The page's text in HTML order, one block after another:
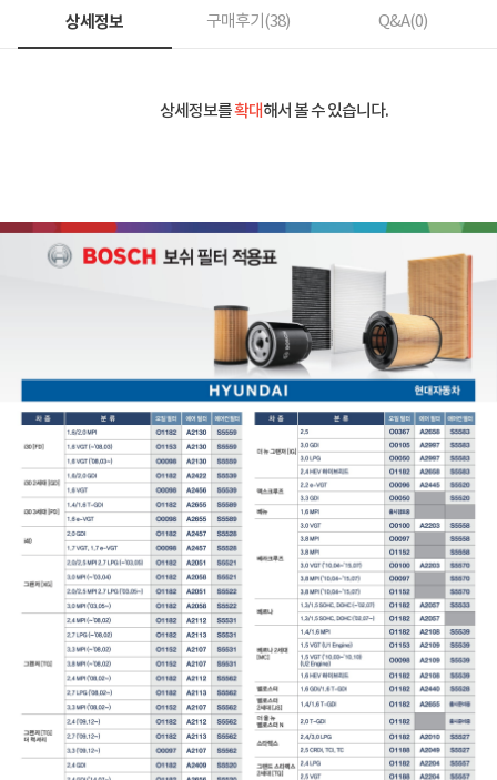
상세정보 구매후기(38) Q&A(0)
상세정보를확대해서 볼 수 있습니다.